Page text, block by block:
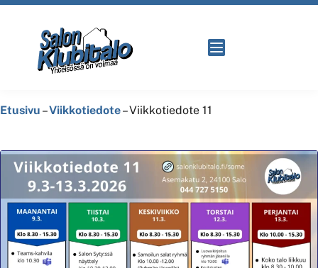
Etusivu –Viikkotiedote–Viikkotiedote 11